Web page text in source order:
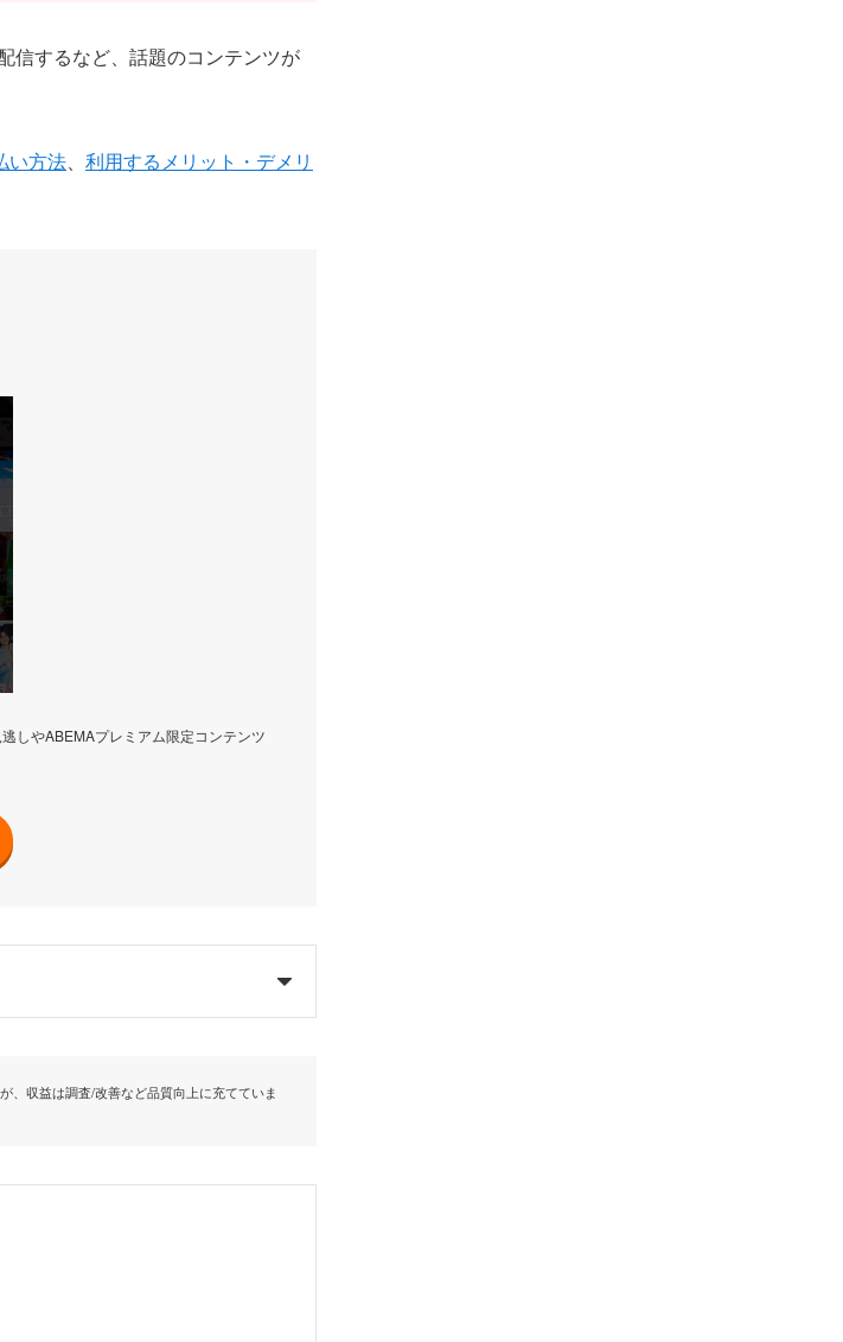
信するなど、話題のコンテンツが
い方法、 利用するメリット・デメリ
しやABEMAプレミアム限定コンテンツ
、収益は調査/改善など品質向上に充てていま